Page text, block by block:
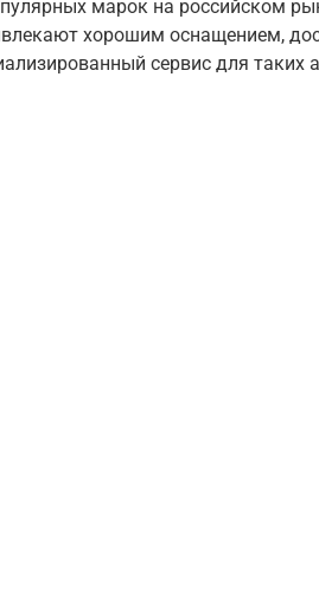
марок на российском
хорошим оснащением,
сервис для таких